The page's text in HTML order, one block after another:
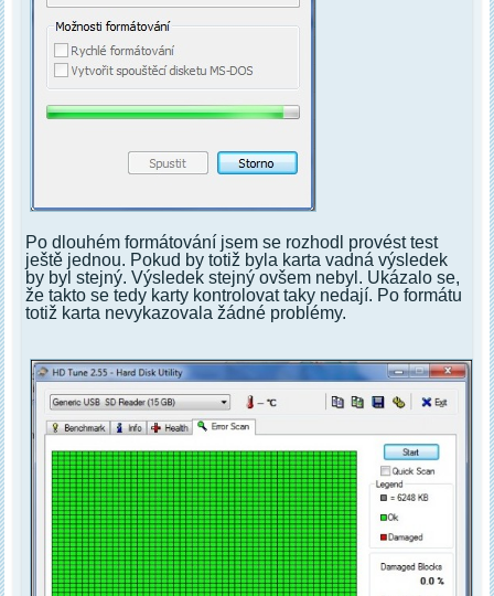
Po dlouhém formátování jsem se rozhodl provést test
ještě jednou. Pokud by totiž byla karta vadná výsledek
by byl stejný. Výsledek stejný ovšem nebyl. Ukázalo se,
že takto se tedy karty kontrolovat taky nedají. Po formátu
totiž karta nevykazovala žádné problémy.